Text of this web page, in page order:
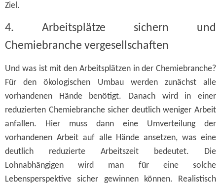
Ziel.
4. Arbeitsplätze sichern und
Chemiebranche vergesellschaften
Und was ist mit den Arbeitsplätzen in der Chemiebranche?
Für den ökologischen Umbau werden zunächst alle
vorhandenen Hände benötigt. Danach wird in einer
reduzierten Chemiebranche sicher deutlich weniger Arbeit
anfallen. Hier muss dann eine Umverteilung der
vorhandenen Arbeit auf alle Hände ansetzen, was eine
deutlich reduzierte Arbeitszeit bedeutet. Die
Lohnabhängigen wird man für eine solche
Lebensperspektive sicher gewinnen können. Realistisch